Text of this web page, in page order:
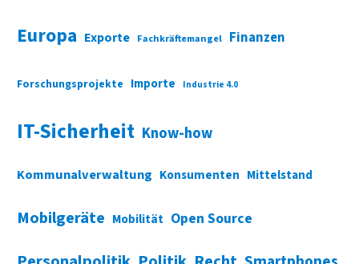
Europa Exporte Fachkräftemangel Finanzen
Forschungsprojekte Importe Industrie 4.0
IT-Sicherheit Know-how
Kommunalverwaltung Konsumenten Mittelstand
Mobilgeräte Mobilität Open Source